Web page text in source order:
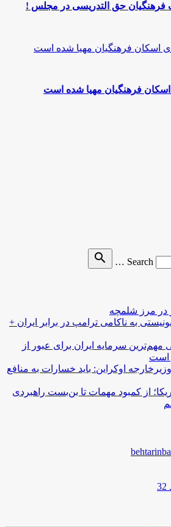
فرهنگیان حق التدریسی در مجلس !
Search …
search
در مرز شلمچه
به ناکامی ترامپ در برابر ایران +
سرمایه ایران برای عبور از
است
اوکراین: باید خسارات به منافع
از کمبود مهمات تا بن‌بست راهبردی